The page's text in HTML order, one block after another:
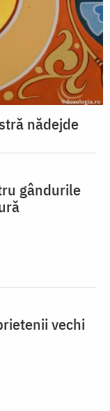
nădejde
gândurile
vechi